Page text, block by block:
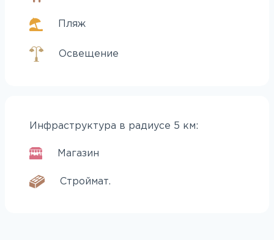
Пляж
Освещение
Инфраструктура в радиусе 5 км:
Магазин
Строймат.